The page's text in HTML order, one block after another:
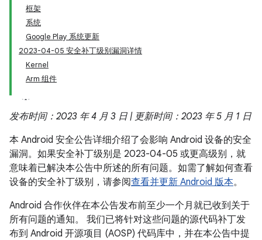
框架
系统
Google Play 系统更新
2023-04-05 安全补丁级别漏洞详情
Kernel
Arm 组件
发布时间：2023 年 4 月 3 日 | 更新时间：2023 年 5 月 1 日
本 Android 安全公告详细介绍了会影响 Android 设备的安全
漏洞。如果安全补丁级别是 2023-04-05 或更高级别，就
意味着已解决本公告中所述的所有问题。如需了解如何查看
设备的安全补丁级别，请参阅查看并更新 Android 版本。
Android 合作伙伴在本公告发布前至少一个月就已收到关于
所有问题的通知。 我们已将针对这些问题的源代码补丁发
布到 Android 开源项目 (AOSP) 代码库中，并在本公告中提